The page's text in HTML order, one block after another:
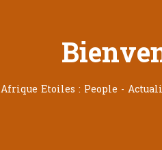
Afrique Etoiles : People -